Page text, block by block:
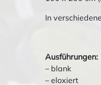
In
Ausführungen:
– blank
– eloxiert